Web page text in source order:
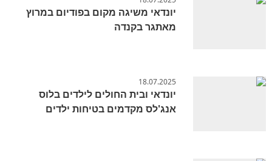
יונדאי משיגה מקום בפודיום במרוץ
מאתגר בקנדה
18.07.2025
יונדאי ובית החולים לילדים בלוס
אנג'לס מקדמים בטיחות ילדים